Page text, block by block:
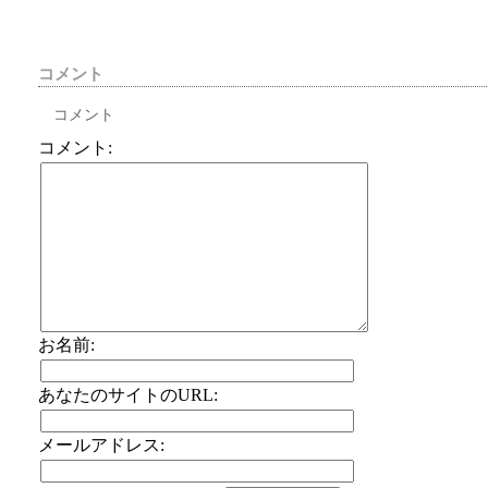
コメント
コメント
コメント:
お名前:
あなたのサイトのURL:
メールアドレス: